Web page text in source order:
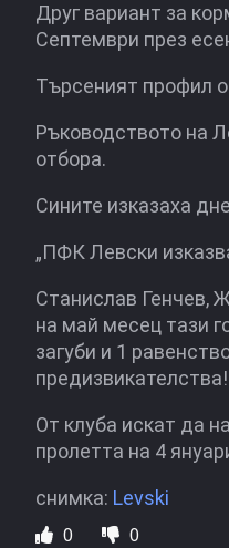
Друг вариант за
Септември през
Търсеният профил
Ръководството на
отбора.
Сините изказаха
„ПФК Левски
Станислав Генчев,
на май месец тази
загуби и 1
От клуба искат да
пролетта на 4
снимка: Levski
0 0